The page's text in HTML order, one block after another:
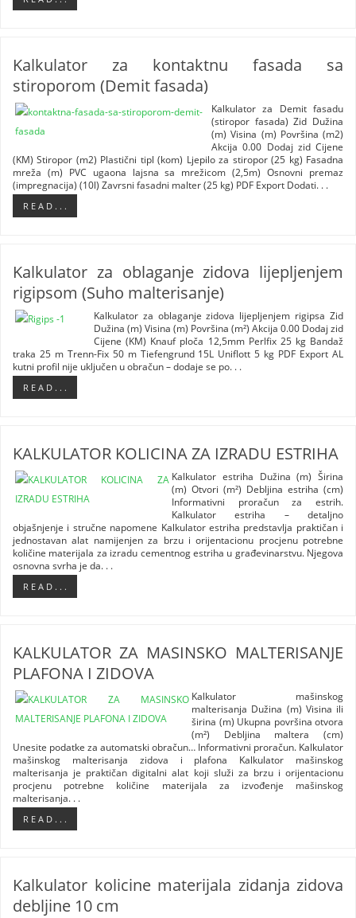
Kalkulator za kontaktnu fasada sa
stiroporom (Demit fasada)
Kalkulator za Demit fasadu
(stiropor fasada) Zid Dužina
(m) Visina (m) Površina (m2)
Akcija 0.00 Dodaj zid Cijene
(KM) Stiropor (m2) Plastični tipl (kom) Ljepilo za stiropor (25 kg) Fasadna
mreža (m) PVC ugaona lajsna sa mrežicom (2,5m) Osnovni premaz
(impregnacija) (10l) Zavrsni fasadni malter (25 kg) PDF Export Dodati. . .
R E A D . . .
Kalkulator za oblaganje zidova lijepljenjem
rigipsom (Suho malterisanje)
Kalkulator za oblaganje zidova lijepljenjem rigipsa Zid
Dužina (m) Visina (m) Površina (m²) Akcija 0.00 Dodaj zid
Cijene (KM) Knauf ploča 12,5mm Perlfix 25 kg Bandaž
traka 25 m Trenn-Fix 50 m Tiefengrund 15L Uniflott 5 kg PDF Export AL
kutni profil nije uključen u obračun – dodaje se po. . .
R E A D . . .
KALKULATOR KOLICINA ZA IZRADU ESTRIHA
Kalkulator estriha Dužina (m) Širina
(m) Otvori (m²) Debljina estriha (cm)
Informativni proračun za estrih.
Kalkulator estriha – detaljno
objašnjenje i stručne napomene Kalkulator estriha predstavlja praktičan i
jednostavan alat namijenjen za brzu i orijentacionu procjenu potrebne
količine materijala za izradu cementnog estriha u građevinarstvu. Njegova
osnovna svrha je da. . .
R E A D . . .
KALKULATOR ZA MASINSKO MALTERISANJE
PLAFONA I ZIDOVA
Kalkulator mašinskog
malterisanja Dužina (m) Visina ili
širina (m) Ukupna površina otvora
(m²) Debljina maltera (cm)
Unesite podatke za automatski obračun… Informativni proračun. Kalkulator
mašinskog malterisanja zidova i plafona Kalkulator mašinskog
malterisanja je praktičan digitalni alat koji služi za brzu i orijentacionu
procjenu potrebne količine materijala za izvođenje mašinskog
malterisanja. . .
R E A D . . .
Kalkulator kolicine materijala zidanja zidova
debljine 10 cm